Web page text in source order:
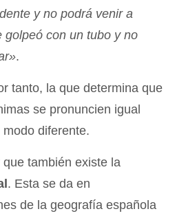
y no podrá venir a
golpeó con un tubo y no
.
tanto, la que determina que
se pronuncien igual
diferente.
también existe la
. Esta se da en
de la geografía española